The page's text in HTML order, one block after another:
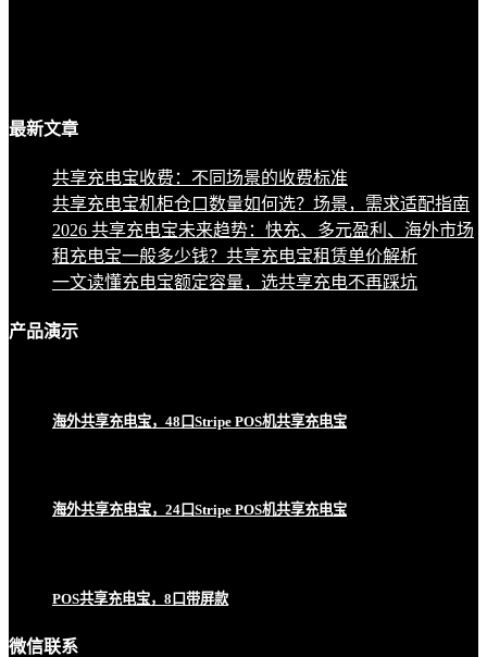
最新文章
共享充电宝收费：不同场景的收费标准
共享充电宝机柜仓口数量如何选？场景，需求适配指南
2026 共享充电宝未来趋势：快充、多元盈利、海外市场
租充电宝一般多少钱？共享充电宝租赁单价解析
一文读懂充电宝额定容量，选共享充电不再踩坑
产品演示
海外共享充电宝，48口Stripe POS机共享充电宝
海外共享充电宝，24口Stripe POS机共享充电宝
POS共享充电宝，8口带屏款
微信联系